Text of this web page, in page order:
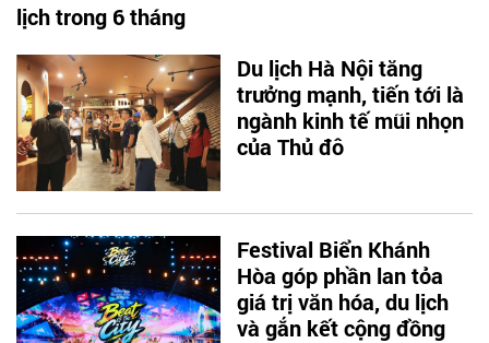
lịch trong 6 tháng
Du lịch Hà Nội tăng
trưởng mạnh, tiến tới là
ngành kinh tế mũi nhọn
của Thủ đô
Festival Biển Khánh
Hòa góp phần lan tỏa
giá trị văn hóa, du lịch
và gắn kết cộng đồng